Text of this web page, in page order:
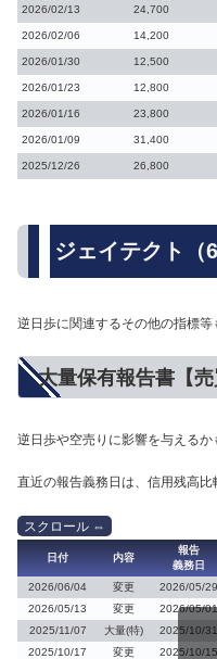
2026/02/13 24,700
2026/02/06 14,200
2026/01/30 12,500
2026/01/23 12,800
2026/01/16 23,800
2026/01/09 31,400
2025/12/26 26,800
ジェイテクト（
逆日歩に関連するその他の指標等
大量保有報告書【売
逆日歩や空売りに影響を与えるか
直近の報告義務日は、信用残高比
日付 内容
報告
義務日
2026/06/04 変更 2026/05/29
2026/05/13
変更 2026/05/01
2025/11/07
大量(特) 2025/10/31
2025/10/17
変更 2025/10/15